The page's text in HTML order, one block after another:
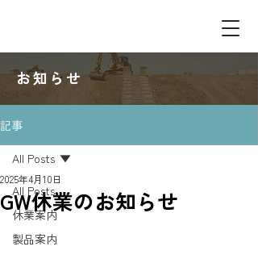
​お知らせ
記事
All Posts
休業案内
製品案内
All Posts
GW休業のお知らせ
2025年4月10日